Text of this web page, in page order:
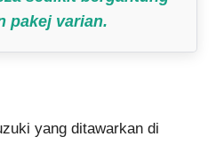
pakej varian.
yang ditawarkan di